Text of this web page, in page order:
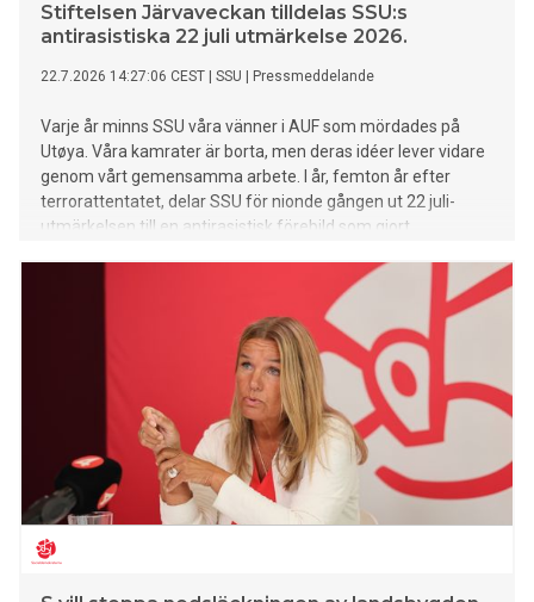
Stiftelsen Järvaveckan tilldelas SSU:s
antirasistiska 22 juli utmärkelse 2026.
22.7.2026 14:27:06 CEST SSU Pressmeddelande
Varje år minns SSU våra vänner i AUF som mördades på
Utøya. Våra kamrater är borta, men deras idéer lever vidare
genom vårt gemensamma arbete. I år, femton år efter
terrorattentatet, delar SSU för nionde gången ut 22 juli-
utmärkelsen till en antirasistisk förebild som gjort